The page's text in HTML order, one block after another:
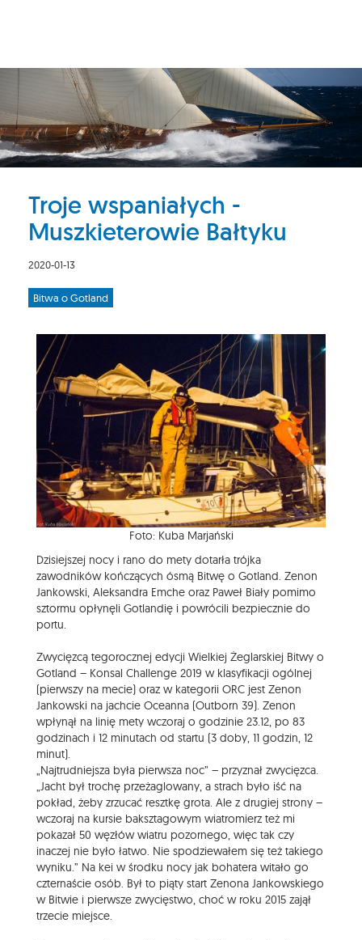
Troje wspaniałych -
Muszkieterowie Bałtyku
2020-01-13
Bitwa o Gotland
Foto: Kuba Marjański
Dzisiejszej nocy i rano do mety dotarła trójka
zawodników kończących ósmą Bitwę o Gotland. Zenon
Jankowski, Aleksandra Emche oraz Paweł Biały pomimo
sztormu opłynęli Gotlandię i powrócili bezpiecznie do
portu.
Zwycięzcą tegorocznej edycji Wielkiej Żeglarskiej Bitwy o
Gotland – Konsal Challenge 2019 w klasyfikacji ogólnej
(pierwszy na mecie) oraz w kategorii ORC jest Zenon
Jankowski na jachcie Oceanna (Outborn 39). Zenon
wpłynął na linię mety wczoraj o godzinie 23.12, po 83
godzinach i 12 minutach od startu (3 doby, 11 godzin, 12
minut).
„Najtrudniejsza była pierwsza noc” – przyznał zwycięzca.
„Jacht był trochę przeżaglowany, a strach było iść na
pokład, żeby zrzucać resztkę grota. Ale z drugiej strony –
wczoraj na kursie baksztagowym wiatromierz też mi
pokazał 50 węzłów wiatru pozornego, więc tak czy
inaczej nie było łatwo. Nie spodziewałem się też takiego
wyniku.” Na kei w środku nocy jak bohatera witało go
czternaście osób. Był to piąty start Zenona Jankowskiego
w Bitwie i pierwsze zwycięstwo, choć w roku 2015 zajął
trzecie miejsce.